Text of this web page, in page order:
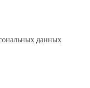
данных